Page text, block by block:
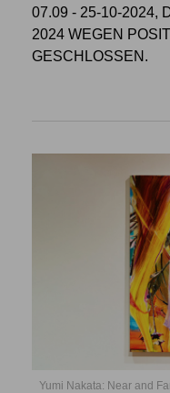
07.09 - 25-10-2024,
2024 WEGEN
GESCHLOSSEN.
Yumi Nakata: Near and